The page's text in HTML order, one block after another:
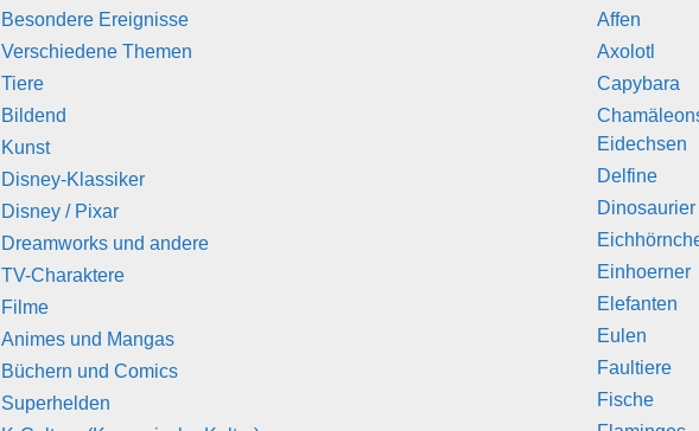
Besondere Ereignisse
Verschiedene Themen
Tiere
Bildend
Kunst
Disney-Klassiker
Disney / Pixar
Dreamworks und andere
TV-Charaktere
Filme
Animes und Mangas
Büchern und Comics
Superhelden
Affen
Axolotl
Capybara
Eidechsen
Delfine
Dinosaurier
Einhoerner
Elefanten
Eulen
Faultiere
Fische